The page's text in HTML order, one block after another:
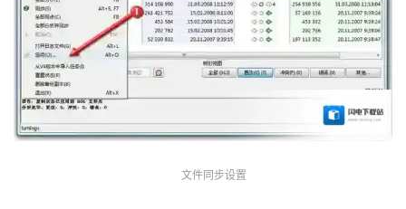
文件同步设置